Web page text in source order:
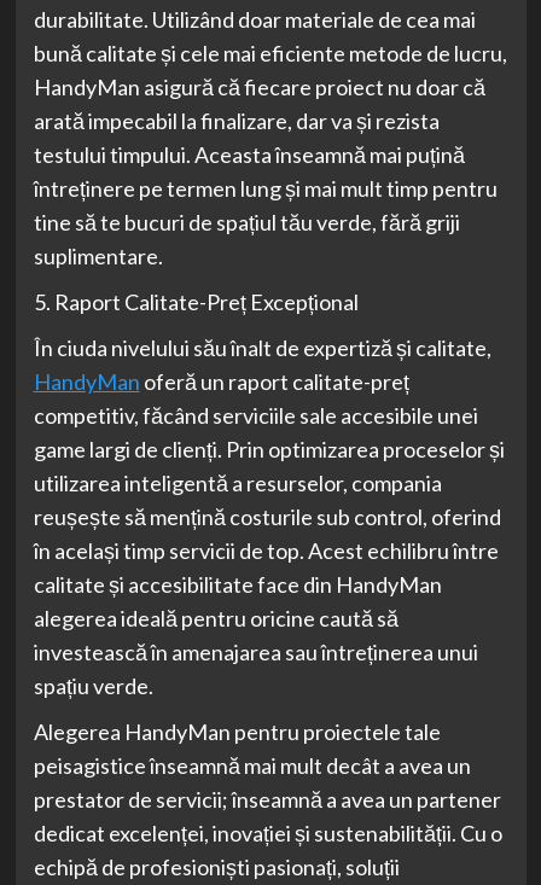
durabilitate. Utilizând doar materiale de cea mai
bună calitate și cele mai eficiente metode de lucru,
HandyMan asigură că fiecare proiect nu doar că
arată impecabil la finalizare, dar va și rezista
testului timpului. Aceasta înseamnă mai puțină
întreținere pe termen lung și mai mult timp pentru
tine să te bucuri de spațiul tău verde, fără griji
suplimentare.
5. Raport Calitate-Preț Excepțional
În ciuda nivelului său înalt de expertiză și calitate,
HandyMan oferă un raport calitate-preț
competitiv, făcând serviciile sale accesibile unei
game largi de clienți. Prin optimizarea proceselor și
utilizarea inteligentă a resurselor, compania
reușește să mențină costurile sub control, oferind
în același timp servicii de top. Acest echilibru între
calitate și accesibilitate face din HandyMan
alegerea ideală pentru oricine caută să
investească în amenajarea sau întreținerea unui
spațiu verde.
Alegerea HandyMan pentru proiectele tale
peisagistice înseamnă mai mult decât a avea un
prestator de servicii; înseamnă a avea un partener
dedicat excelenței, inovației și sustenabilității. Cu o
echipă de profesioniști pasionați, soluții